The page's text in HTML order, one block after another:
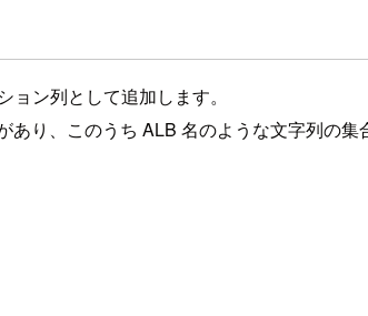
ン列として追加します。
あり、このうち ALB 名のような文字列の